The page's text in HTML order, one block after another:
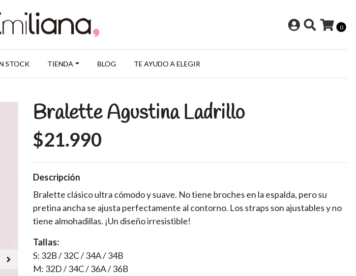
0
STOCK TIENDA BLOG TE AYUDO A ELEGIR
Bralette Agustina Ladrillo
$21.990
Descripción
Bralette clásico ultra cómodo y suave. No tiene broches en la espalda, pero su
pretina ancha se ajusta perfectamente al contorno. Los straps son ajustables y no
tiene almohadillas. ¡Un diseño irresistible!
Tallas:
S: 32B / 32C / 34A / 34B
M: 32D / 34C / 36A / 36B